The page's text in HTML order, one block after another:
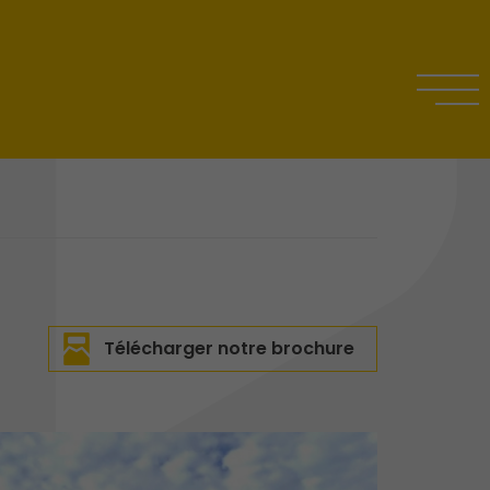
Télécharger notre brochure